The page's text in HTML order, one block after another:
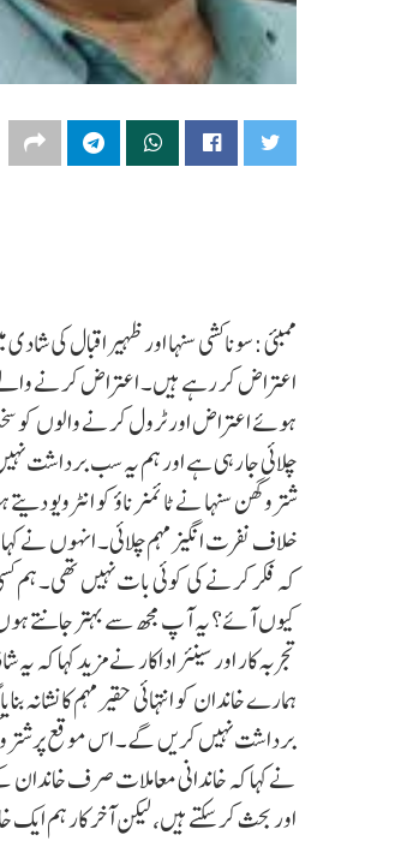
ممبئی :سوناکشی سنہا اور ظہیر اقبال کی
اعتراض کر رہے ہیں۔ اعتراض کرنے
ہوئے اعتراض اور ٹرول کرنے والوں
چلائی جا رہی ہے اور ہم یہ سب برداشت
شتروگھن سنہا نے ٹائمز ناؤ کو
خلاف نفرت انگیز مہم چلائی۔ انہوں نے
کہ فکر کرنے کی کوئی بات نہیں تھی۔
کیوں آئے؟ یہ آپ مجھ سے بہتر جانتے
تجربہ کار اور سینئر اداکار نے مزید
ہمارے خاندان کو انتہائی حقیر مہم کا
برداشت نہیں کریں گے۔ اس موقع پر
نے کہا کہ خاندانی معاملات صرف
اور بحث کر سکتے ہیں، لیکن آخر کار ہم ایک